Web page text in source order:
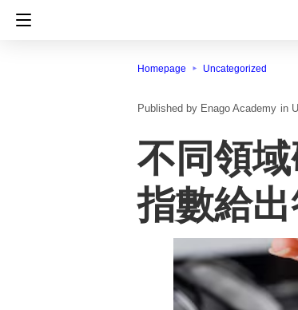
Homepage Uncategorized
Enago Academy in
不同領
指數給